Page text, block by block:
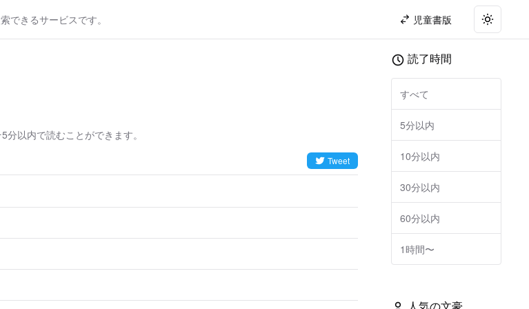
できるサービスです。 児童書版 Toggle
以内で読むことができます。
Tweet
読了時間
すべて
5分以内
10分以内
30分以内
60分以内
1時間〜